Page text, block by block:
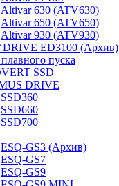
Altivar 630 (ATV630)
Altivar 650 (ATV650)
Altivar 930 (ATV930)
ED3100 (Архив)
пуска
SSD
DRIVE
SSD360
SSD660
SSD700
ESQ-GS3 (Архив)
ESQ-GS7
ESQ-GS9